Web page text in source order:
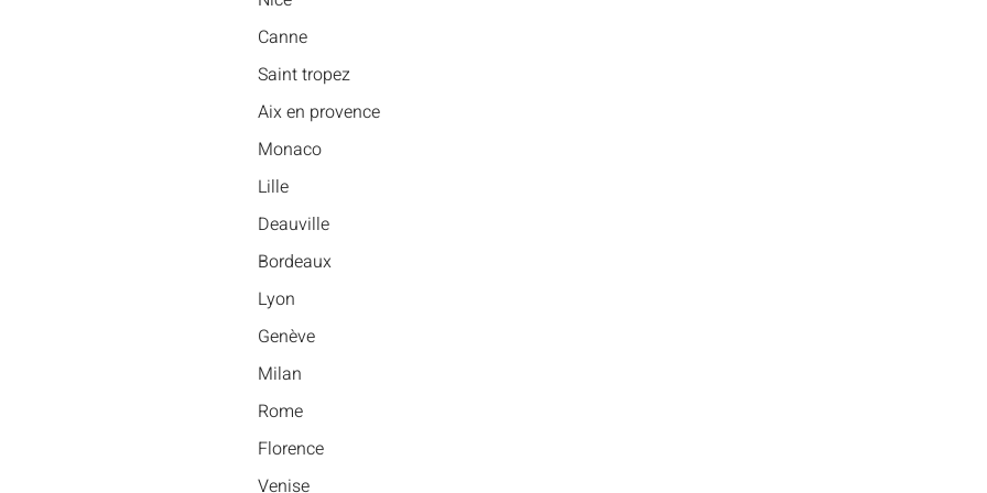
Canne
Saint tropez
Aix en provence
Monaco
Lille
Deauville
Bordeaux
Lyon
Genève
Milan
Rome
Florence
Venise